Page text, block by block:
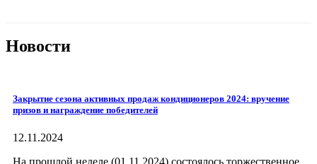
Новости
Закрытие сезона активных продаж кондиционеров 2024: вручение
призов и награждение победителей
12.11.2024
На прошлой неделе (01.11.2024) состоялось торжественное